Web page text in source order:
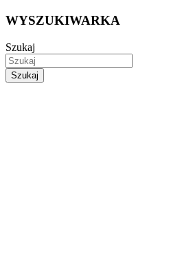
WYSZUKIWARKA
Szukaj
Szukaj